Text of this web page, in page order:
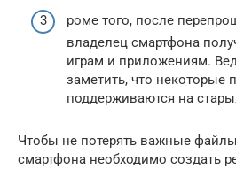
роме того, после
владелец смартфона
играм и приложениям.
заметить, что некоторые
поддерживаются на
Чтобы не потерять важные
смартфона необходимо создать